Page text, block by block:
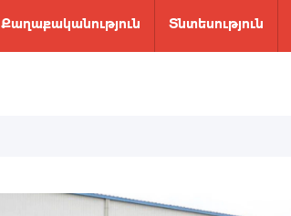
Քաղաքականություն Տնտեսություն